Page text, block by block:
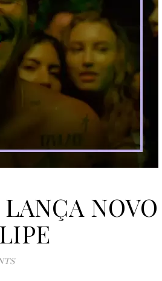
NOVO